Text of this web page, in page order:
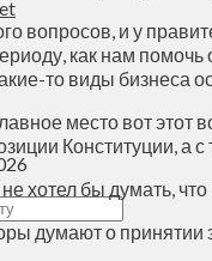
вопросов, и у
как нам
то виды бизнеса
место вот
Конституции, а
не хотел бы думать,
думают о принятии